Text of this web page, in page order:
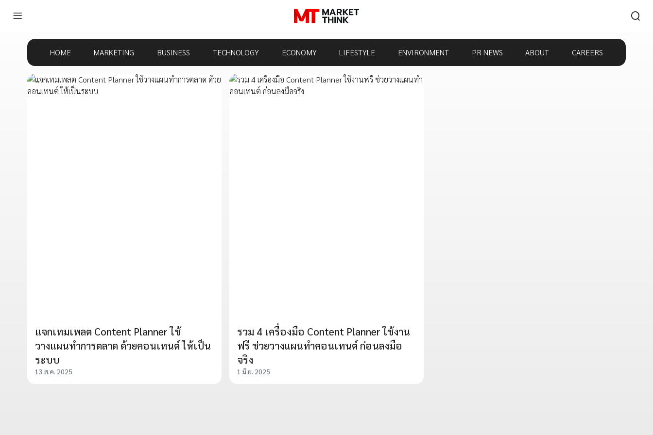
HOME MARKETING BUSINESS TECHNOLOGY ECONOMY LIFESTYLE ENVIRONMENT PR NEWS ABOUT CAREERS
แจกเทมเพลต Content Planner ใช้
วางแผนทำการตลาด ด้วยคอนเทนต์ ให้เป็น
ระบบ
13 ส.ค. 2025
รวม 4 เครื่องมือ Content Planner ใช้งาน
ฟรี ช่วยวางแผนทำคอนเทนต์ ก่อนลงมือ
จริง
1 มิ.ย. 2025